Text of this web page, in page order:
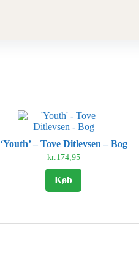
‘Youth’ – Tove Ditlevsen – Bog
kr.174,95
Køb